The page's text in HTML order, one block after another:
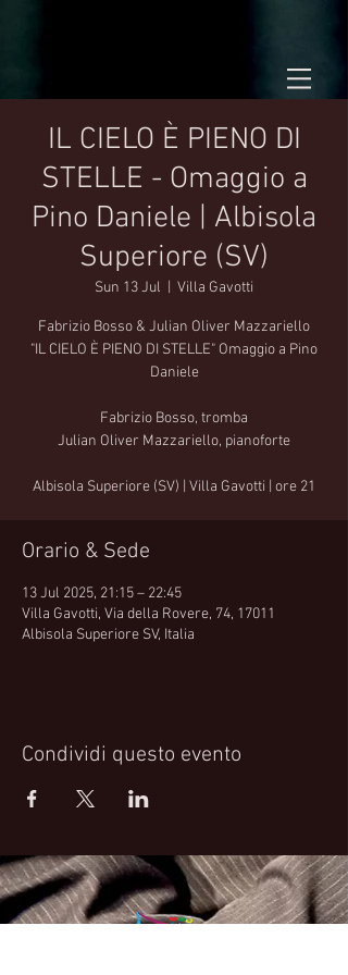
IL CIELO È PIENO DI
STELLE - Omaggio a
Pino Daniele | Albisola
Superiore (SV)
Sun 13 Jul Villa Gavotti
Fabrizio Bosso & Julian Oliver Mazzariello
"IL CIELO È PIENO DI STELLE" Omaggio a Pino
Daniele
Fabrizio Bosso, tromba
Julian Oliver Mazzariello, pianoforte
Albisola Superiore (SV) | Villa Gavotti | ore 21
Orario & Sede
13 Jul 2025, 21:15 – 22:45
Villa Gavotti, Via della Rovere, 74, 17011
Albisola Superiore SV, Italia
Condividi questo evento